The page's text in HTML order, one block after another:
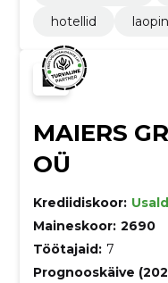
hotellid
MAIERS
OÜ
Krediidiskoor:
Maineskoor: 2690
Töötajaid: 7
Prognooskäive